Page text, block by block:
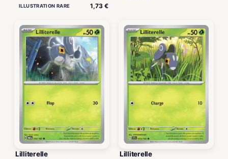
ILLUSTRATION RARE 1,73 €
Lilliterelle Lilliterelle